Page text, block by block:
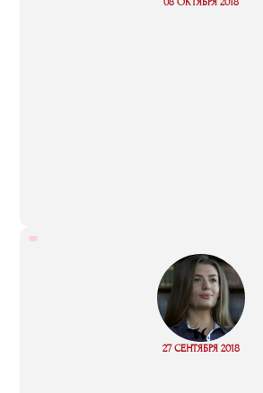
“
27 СЕНТЯБРЯ 2018